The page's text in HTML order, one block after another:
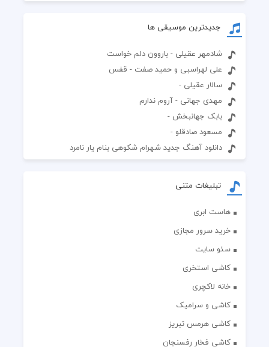
جدیدترین موسیقی ها
شادمهر عقیلی - باروون دلم خواست
علی لهراسبی و حمید صفت - قفس
سالار عقیلی -
مهدی جهانی - آروم ندارم
بابک جهانبخش -
مسعود صادقلو -
دانلود آهنگ جدید شهرام شکوهی بنام یار نامرد
تبلیغات متنی
هاست ابری
خرید سرور مجازی
سئو سایت
کاشی استخری
خانه لاکچری
کاشی و سرامیک
کاشی هرمس تبریز
کاشی فخار رفسنجان